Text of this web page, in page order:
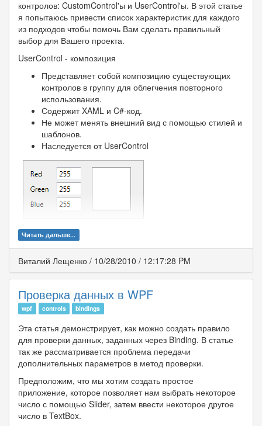
контролов: CustomControl'ы и UserControl'ы. В этой статье
я попытаюсь привести список характеристик для каждого
из подходов чтобы помочь Вам сделать правильный
выбор для Вашего проекта.
UserControl - композиция
Представляет собой композицию существующих
контролов в группу для облегчения повторного
использования.
Содержит XAML и C#-код.
Не может менять внешний вид с помощью стилей и
шаблонов.
Наследуется от UserControl
Читать дальше...
Виталий Лещенко / 10/28/2010 / 12:17:28 PM
Проверка данных в WPF
wpf controls bindings
Эта статья демонстрирует, как можно создать правило
для проверки данных, заданных через Binding. В статье
так же рассматривается проблема передачи
дополнительных параметров в метод проверки.
Предположим, что мы хотим создать простое
приложение, которое позволяет нам выбрать некоторое
число с помощью Slider, затем ввести некоторое другое
число в TextBox.